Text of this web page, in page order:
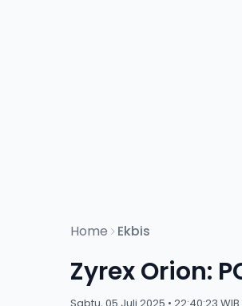
Home Ekbis
Zyrex Orion: